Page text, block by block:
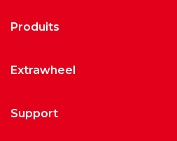
produits
extrawheel
support